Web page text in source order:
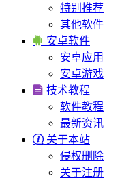
特别推荐
其他软件
 安卓软件
安卓应用
安卓游戏
 技术教程
软件教程
最新资讯
 关于本站
侵权删除
关于注册